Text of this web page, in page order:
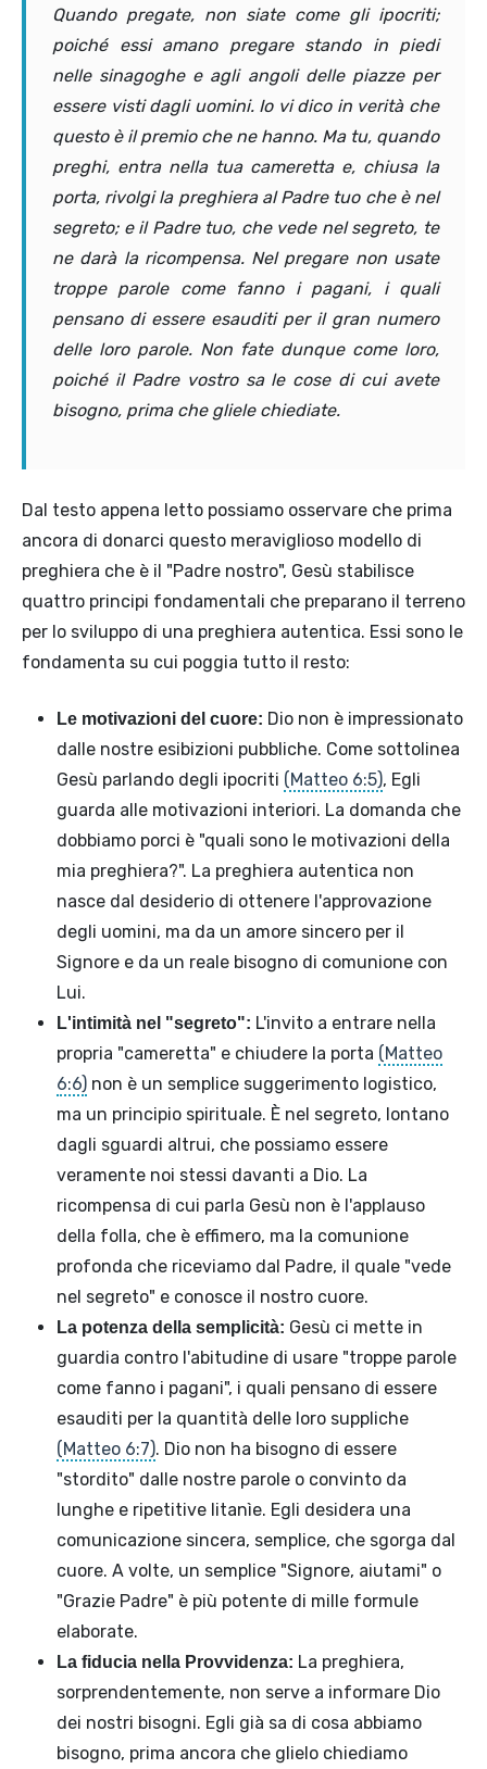
Quando pregate, non siate come gli ipocriti;
poiché essi amano pregare stando in piedi
nelle sinagoghe e agli angoli delle piazze per
essere visti dagli uomini. Io vi dico in verità che
questo è il premio che ne hanno. Ma tu, quando
preghi, entra nella tua cameretta e, chiusa la
porta, rivolgi la preghiera al Padre tuo che è nel
segreto; e il Padre tuo, che vede nel segreto, te
ne darà la ricompensa. Nel pregare non usate
troppe parole come fanno i pagani, i quali
pensano di essere esauditi per il gran numero
delle loro parole. Non fate dunque come loro,
poiché il Padre vostro sa le cose di cui avete
bisogno, prima che gliele chiediate.
Dal testo appena letto possiamo osservare che prima
ancora di donarci questo meraviglioso modello di
preghiera che è il "Padre nostro", Gesù stabilisce
quattro principi fondamentali che preparano il terreno
per lo sviluppo di una preghiera autentica. Essi sono le
fondamenta su cui poggia tutto il resto:
Le motivazioni del cuore: Dio non è impressionato
dalle nostre esibizioni pubbliche. Come sottolinea
Gesù parlando degli ipocriti (Matteo 6:5), Egli
guarda alle motivazioni interiori. La domanda che
dobbiamo porci è "quali sono le motivazioni della
mia preghiera?". La preghiera autentica non
nasce dal desiderio di ottenere l'approvazione
degli uomini, ma da un amore sincero per il
Signore e da un reale bisogno di comunione con
Lui.
L'intimità nel "segreto": L'invito a entrare nella
propria "cameretta" e chiudere la porta (Matteo
6:6) non è un semplice suggerimento logistico,
ma un principio spirituale. È nel segreto, lontano
dagli sguardi altrui, che possiamo essere
veramente noi stessi davanti a Dio. La
ricompensa di cui parla Gesù non è l'applauso
della folla, che è effimero, ma la comunione
profonda che riceviamo dal Padre, il quale "vede
nel segreto" e conosce il nostro cuore.
La potenza della semplicità: Gesù ci mette in
guardia contro l'abitudine di usare "troppe parole
come fanno i pagani", i quali pensano di essere
esauditi per la quantità delle loro suppliche
(Matteo 6:7). Dio non ha bisogno di essere
"stordito" dalle nostre parole o convinto da
lunghe e ripetitive litanìe. Egli desidera una
comunicazione sincera, semplice, che sgorga dal
cuore. A volte, un semplice "Signore, aiutami" o
"Grazie Padre" è più potente di mille formule
elaborate.
La fiducia nella Provvidenza: La preghiera,
sorprendentemente, non serve a informare Dio
dei nostri bisogni. Egli già sa di cosa abbiamo
bisogno, prima ancora che glielo chiediamo